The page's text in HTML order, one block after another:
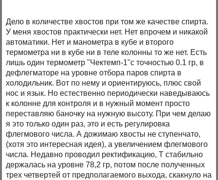
Дело в количестве хвостов при том же качестве спирта.
У меня хвостов практически нет. Нет впрочем и никакой
автоматики. Нет и манометра в кубе и второго
термометра ни в кубе ни в теле колонны то же нет. Есть
лишь один термометр "Чектемп-1"с точностью 0.1 гр, в
дефлегматоре на уровне отбора паров спирта в
холодильник. Вот по нему и ориентируюсь, плюс свой
нос и язык. Но естественно периодически наведываюсь
к колонне для контроля и в нужный момент просто
переставляю баночку на нужную высоту. При чем делаю
я это только один раз, это и есть регулировка
флегмового числа. А дожимаю хвосты не ступенчато,
(хотя это интересная идея), а увеличением флегмового
числа. Недавно проводил ректификацию, Т стабильно
держалась на уровне 78,2 гр, потом после полученных
трех четвертей от предполагаемого выхода, скакнуло на